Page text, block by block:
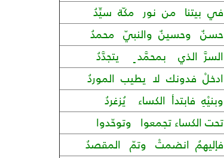
في بيتنا من نور مكّة سيِّدُ
حسنٌ وحسينٌ والنبيّ محمدُ
السرَّ الذي بمحمَّد ٍ يتجدَّدُ
ادخلْ فدونك لا يطيب الموردُ
وبنيْهِ فابتدأ الكساء يُزغردُ
تحت الكساء تجمعوا وتوحّدوا
فإليهمُ انضمتْ وتمّ المقصدُ